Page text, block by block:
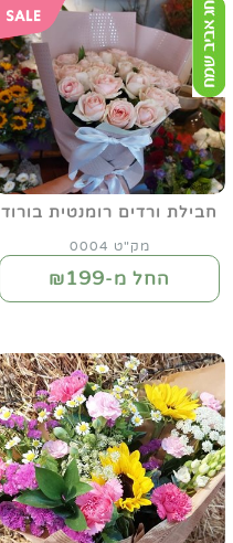
חבילת ורדים רומנטית בורוד
מק"ט 0004
החל מ-₪199